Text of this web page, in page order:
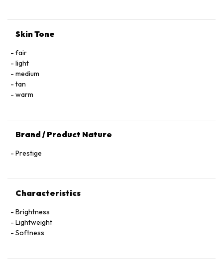
Skin Tone
fair
light
medium
tan
warm
Brand / Product Nature
Prestige
Characteristics
Brightness
Lightweight
Softness